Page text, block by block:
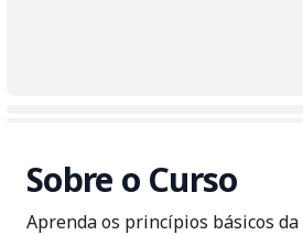
Sobre o Curso
Aprenda os princípios básicos